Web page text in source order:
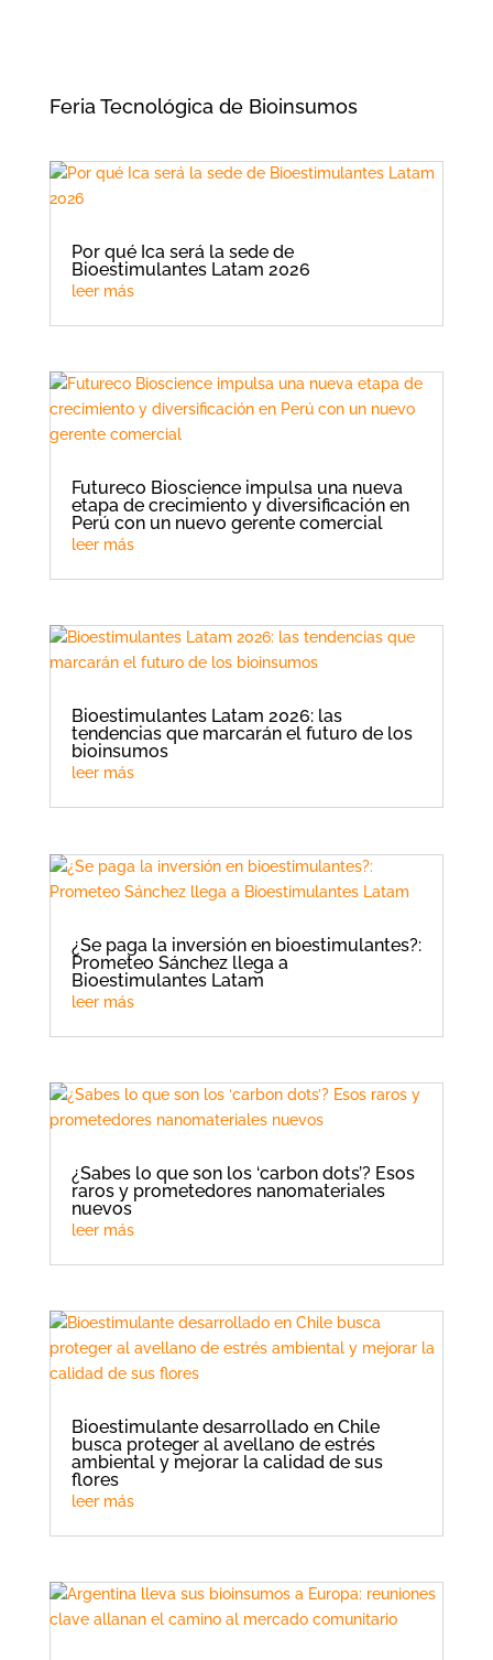
Feria Tecnológica de Bioinsumos
Por qué Ica será la sede de
Bioestimulantes Latam 2026
leer más
Futureco Bioscience impulsa una nueva
etapa de crecimiento y diversificación en
Perú con un nuevo gerente comercial
leer más
Bioestimulantes Latam 2026: las
tendencias que marcarán el futuro de los
bioinsumos
leer más
¿Se paga la inversión en bioestimulantes?:
Prometeo Sánchez llega a
Bioestimulantes Latam
leer más
¿Sabes lo que son los ‘carbon dots’? Esos
raros y prometedores nanomateriales
nuevos
leer más
Bioestimulante desarrollado en Chile
busca proteger al avellano de estrés
ambiental y mejorar la calidad de sus
flores
leer más